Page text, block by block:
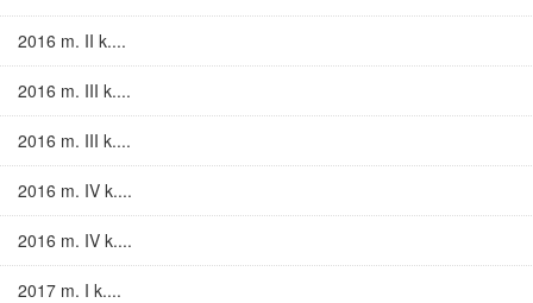
2016 m. II k....
2016 m. III k....
2016 m. III k....
2016 m. IV k....
2016 m. IV k....
2017 m. I k....